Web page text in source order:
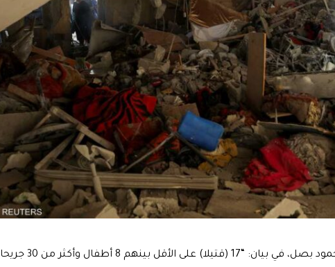
وقال المتحدث باسم الدفاع المدني محمود بصل، في بيان: “17 (قتيلا) على الأقل بينهم 8 أطفال وأكثر من 30 جريحا